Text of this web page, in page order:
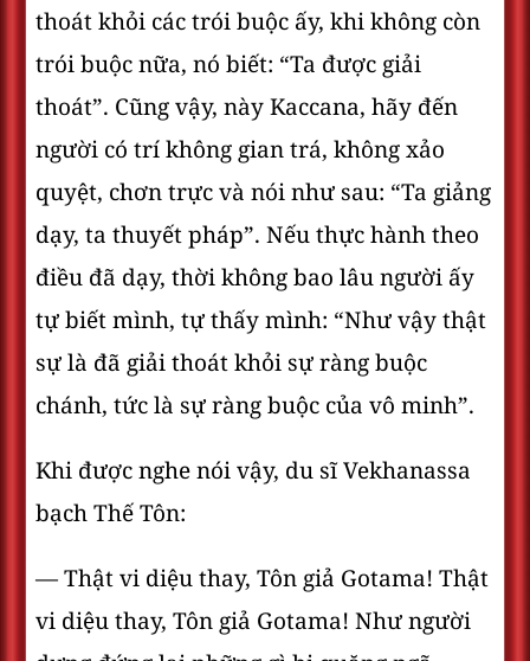
thoát khỏi các trói buộc ấy, khi không còn
trói buộc nữa, nó biết: “Ta được giải
thoát”. Cũng vậy, này Kaccana, hãy đến
người có trí không gian trá, không xảo
quyệt, chơn trực và nói như sau: “Ta giảng
dạy, ta thuyết pháp”. Nếu thực hành theo
điều đã dạy, thời không bao lâu người ấy
tự biết mình, tự thấy mình: “Như vậy thật
sự là đã giải thoát khỏi sự ràng buộc
chánh, tức là sự ràng buộc của vô minh”.
Khi được nghe nói vậy, du sĩ Vekhanassa
bạch Thế Tôn:
— Thật vi diệu thay, Tôn giả Gotama! Thật
vi diệu thay, Tôn giả Gotama! Như người